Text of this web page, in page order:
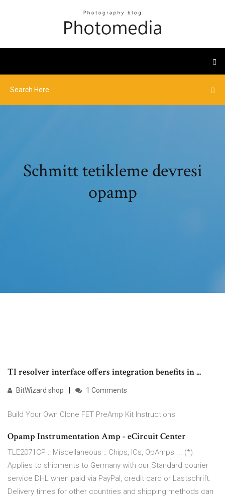
Schmitt tetikleme devresi
opamp
TI resolver interface offers integration benefits in ...
BitWizard shop 1 Comments
Build Your Own Clone FET PreAmp Kit Instructions
Opamp Instrumentation Amp - eCircuit Center
TLE2071CP :: Miscellaneous :: Chips, ICs, OpAmps ... (*)
Applies to shipments to Germany with our Standard courier
service DHL when paid via PayPal, credit card or Lastschrift.
Delivery times for other countries and shipping methods can